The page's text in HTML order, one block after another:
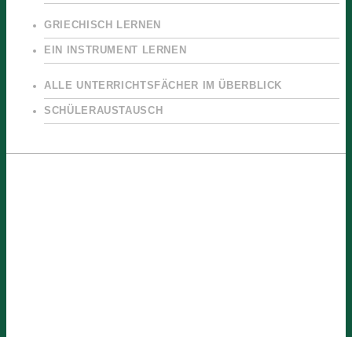
GRIECHISCH LERNEN
EIN INSTRUMENT LERNEN
ALLE UNTERRICHTSFÄCHER IM ÜBERBLICK
SCHÜLERAUSTAUSCH